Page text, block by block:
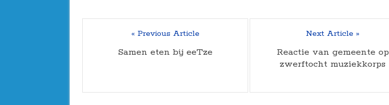
« Previous Article
Samen eten bij eeTze
Next Article »
Reactie van gemeente op
zwerftocht muziekkorps